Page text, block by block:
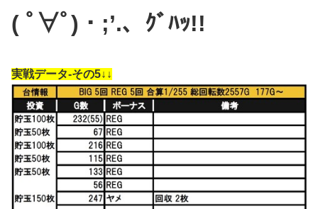
( ﾟ∀ﾟ)・;’.、ｸﾞﾊｯ!!
実戦データ-その5↓↓